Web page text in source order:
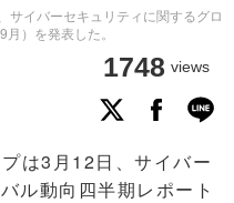
イバーセキュリティに関するグロ
）を発表した。
1748 views
は3月12日、サイバー
ル動向四半期レポート